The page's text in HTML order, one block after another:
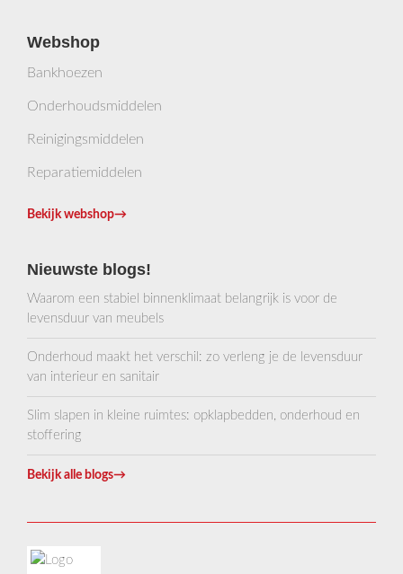
Webshop
Bankhoezen
Onderhoudsmiddelen
Reinigingsmiddelen
Reparatiemiddelen
Bekijk webshop→
Nieuwste blogs!
Waarom een stabiel binnenklimaat belangrijk is voor de
levensduur van meubels
Onderhoud maakt het verschil: zo verleng je de levensduur
van interieur en sanitair
Slim slapen in kleine ruimtes: opklapbedden, onderhoud en
stoffering
Bekijk alle blogs→